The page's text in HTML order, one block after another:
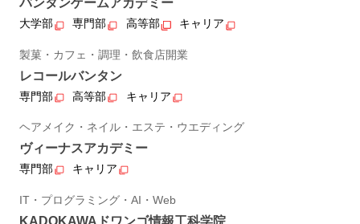
バンタンゲームアカデミー
大学部 専門部 高等部 キャリア
製菓・カフェ・調理・飲食店開業
レコールバンタン
専門部 高等部 キャリア
ヘアメイク・ネイル・エステ・ウエディング
ヴィーナスアカデミー
専門部 キャリア
IT・プログラミング・AI・Web
KADOKAWAドワンゴ情報工科学院